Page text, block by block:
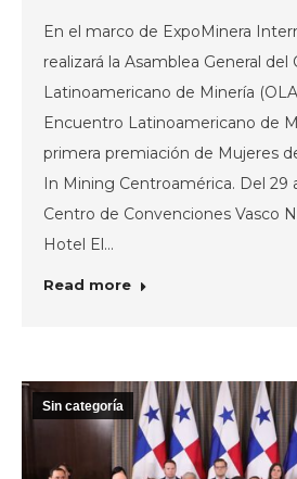
En el marco de ExpoMinera
realizará la Asamblea General del
Latinoamericano de Minería
Encuentro Latinoamericano de
primera premiación de Mujeres
In Mining Centroamérica. Del 29
Centro de Convenciones Vasco
Hotel El…
Read more
Sin categoría